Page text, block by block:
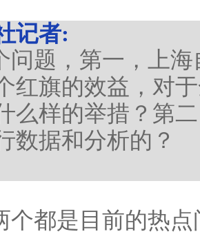
记者:
问题，第一，上
红旗的效益，对
么样的举措？第
数据和分析的？
个都是目前的热